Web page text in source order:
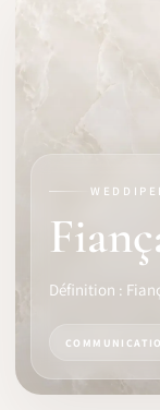
LOGICIEL
IDENTITÉ PRO
Définition :